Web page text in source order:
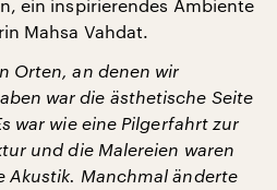
ein inspirierendes Ambiente
Mahsa Vahdat.
Orten, an denen wir
war die ästhetische Seite
war wie eine Pilgerfahrt zur
und die Malereien waren
Akustik. Manchmal änderte